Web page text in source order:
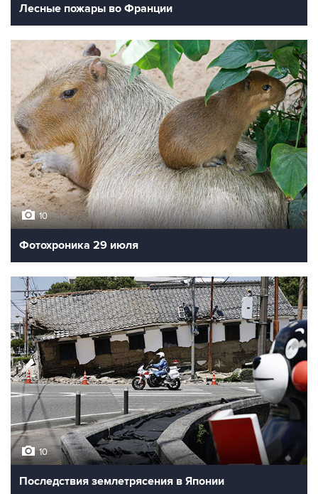
Лесные пожары во Франции
10
Фотохроника 29 июля
10
Последствия землетрясения в Японии